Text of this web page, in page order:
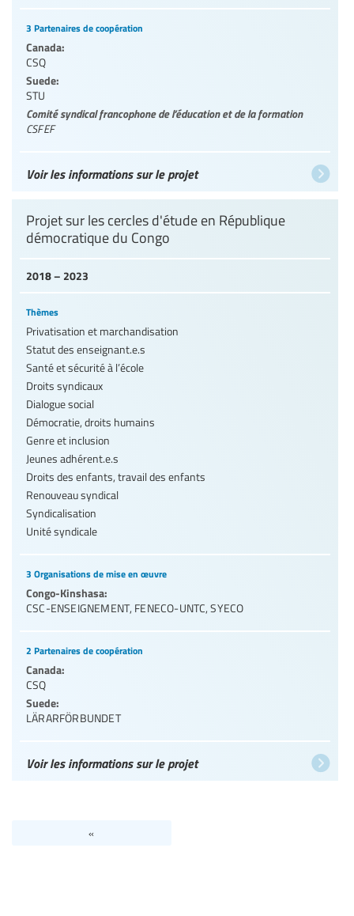
3 Partenaires de coopération
Canada:
CSQ
Suede:
STU
Comité syndical francophone de l’éducation et de la formation
CSFEF
Voir les informations sur le projet
2018 – 2023
Projet sur les cercles d'étude en République
démocratique du Congo
Thèmes
Privatisation et marchandisation
Statut des enseignant.e.s
Santé et sécurité à l’école
Droits syndicaux
Dialogue social
Démocratie, droits humains
Genre et inclusion
Jeunes adhérent.e.s
Droits des enfants, travail des enfants
Renouveau syndical
Syndicalisation
Unité syndicale
3 Organisations de mise en œuvre
Congo-Kinshasa:
CSC-ENSEIGNEMENT, FENECO-UNTC,SYECO
2 Partenaires de coopération
Canada:
CSQ
Suede:
LÄRARFÖRBUNDET
Voir les informations sur le projet
«